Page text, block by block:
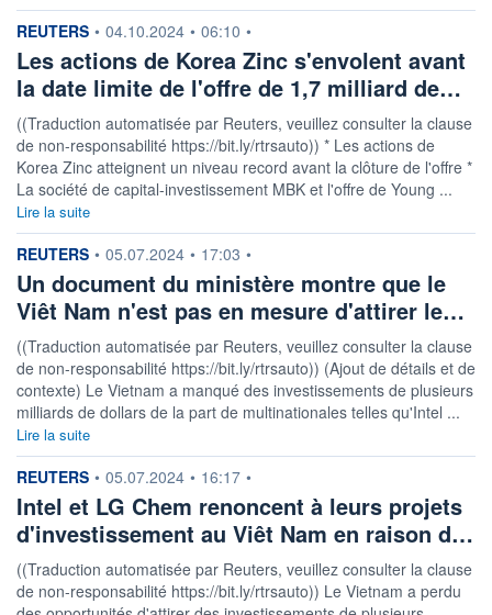
information fournie par
REUTERS • 04.10.2024 • 06:10 •
Les actions de Korea Zinc s'envolent avant
la date limite de l'offre de 1,7 milliard de…
((Traduction automatisée par Reuters, veuillez consulter la clause
de non-responsabilité https://bit.ly/rtrsauto)) * Les actions de
Korea Zinc atteignent un niveau record avant la clôture de l'offre *
La société de capital-investissement MBK et l'offre de Young ...
Lire la suite
information fournie par
REUTERS • 05.07.2024 • 17:03 •
Un document du ministère montre que le
Viêt Nam n'est pas en mesure d'attirer le…
((Traduction automatisée par Reuters, veuillez consulter la clause
de non-responsabilité https://bit.ly/rtrsauto)) (Ajout de détails et de
contexte) Le Vietnam a manqué des investissements de plusieurs
milliards de dollars de la part de multinationales telles qu'Intel ...
Lire la suite
information fournie par
REUTERS • 05.07.2024 • 16:17 •
Intel et LG Chem renoncent à leurs projets
d'investissement au Viêt Nam en raison d…
((Traduction automatisée par Reuters, veuillez consulter la clause
de non-responsabilité https://bit.ly/rtrsauto)) Le Vietnam a perdu